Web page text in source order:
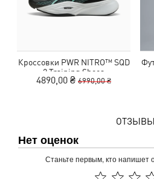
Кроссовки PWR NITRO™ SQD
2 Training Shoes
4890,00 ₴ 6990,00 ₴
ОТЗЫВЫ
Нет оценок
Станьте первым, кто напишет